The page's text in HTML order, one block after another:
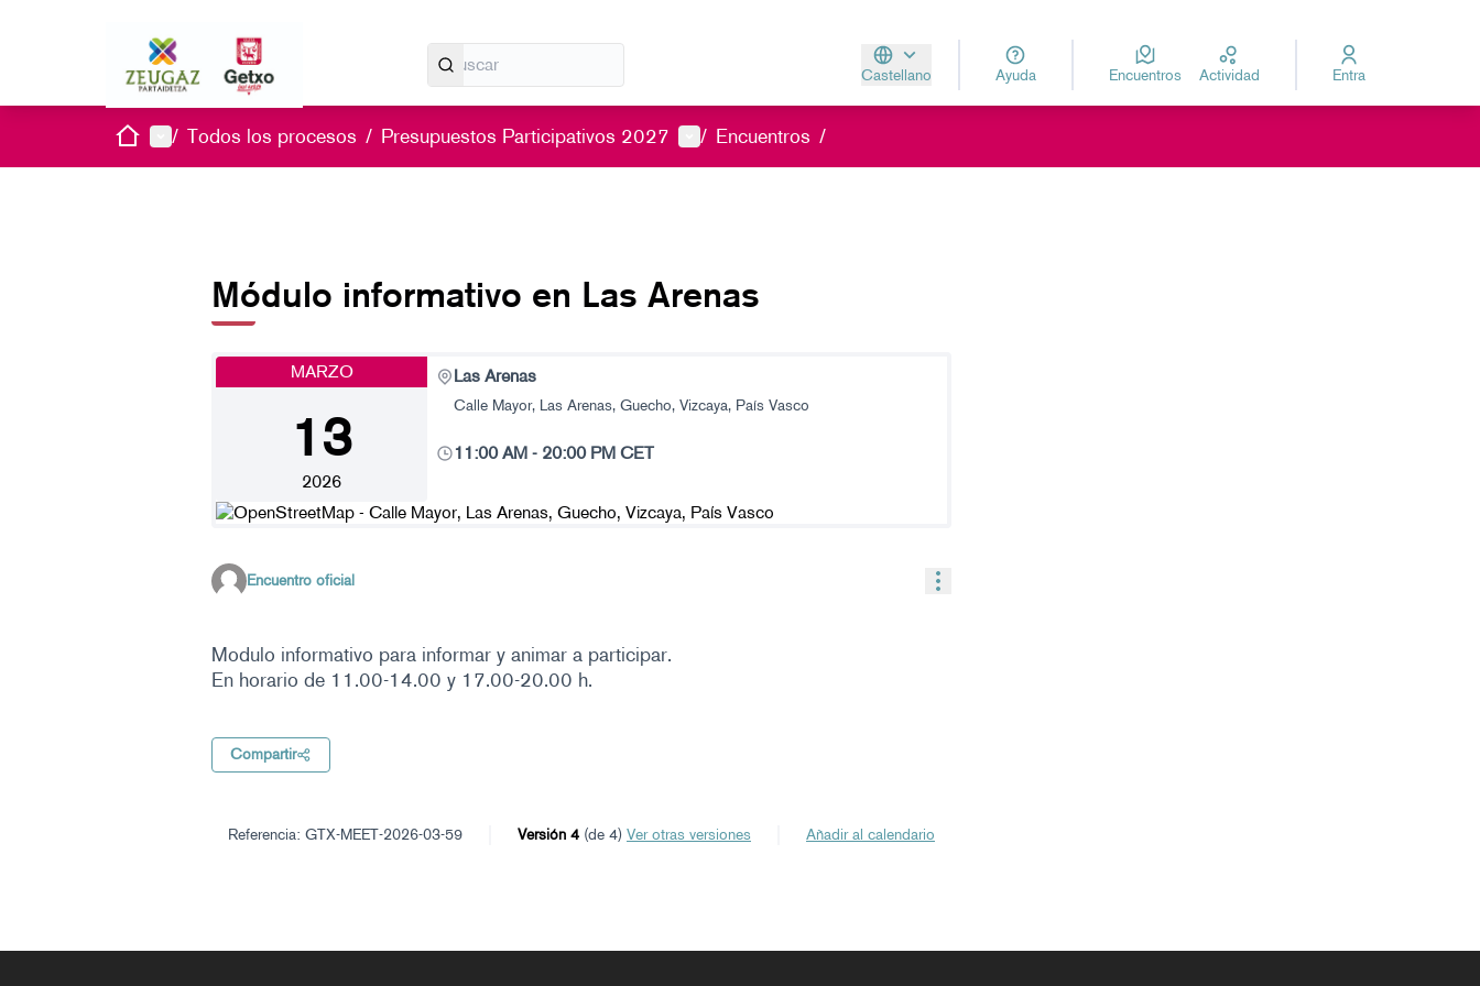
Castellano
Aukeratu hizkuntzaElegir el idioma
Ayuda Encuentros Actividad Entra
InicioMenú principal
/ Todos los procesos / Presupuestos Participativos 2027 Menú de usuario
/ Encuentros /
Módulo informativo en Las Arenas
MARZO
13
2026
Las Arenas
Calle Mayor, Las Arenas, Guecho, Vizcaya, País Vasco
11:00 AM - 20:00 PM CET
Encuentro oficial Controles de recursos
Modulo informativo para informar y animar a participar.
En horario de 11.00-14.00 y 17.00-20.00 h.
Compartir
Referencia: GTX-MEET-2026-03-59 Versión 4 (de 4) ver otras versiones Añadir al calendario